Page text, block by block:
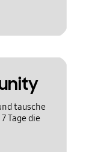
tausche
Tage die